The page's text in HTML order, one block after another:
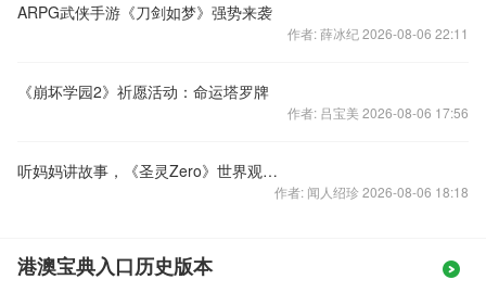
ARPG武侠手游《刀剑如梦》强势来袭
作者: 薛冰纪 2026-08-06 22:11
《崩坏学园2》祈愿活动：命运塔罗牌
作者: 吕宝美 2026-08-06 17:56
听妈妈讲故事，《圣灵Zero》世界观背景详解
作者: 闻人绍珍 2026-08-06 18:18
港澳宝典入口历史版本